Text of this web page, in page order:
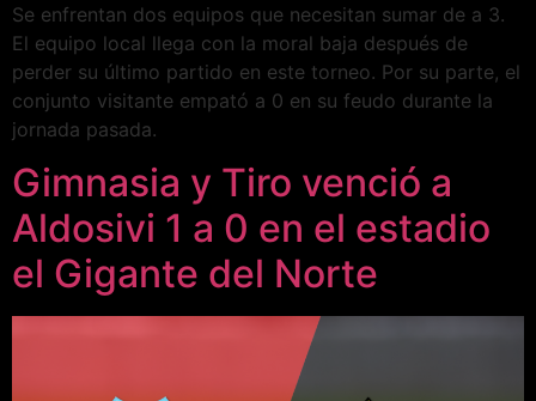
Se enfrentan dos equipos que necesitan sumar de a 3.
El equipo local llega con la moral baja después de
perder su último partido en este torneo. Por su parte, el
conjunto visitante empató a 0 en su feudo durante la
jornada pasada.
Gimnasia y Tiro venció a
Aldosivi 1 a 0 en el estadio
el Gigante del Norte